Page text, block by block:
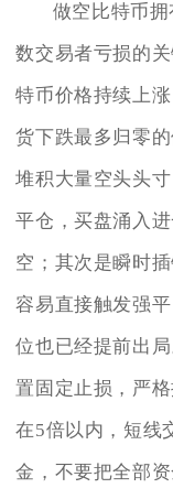
做空比特币
数交易者亏损的
特币价格持续上
货下跌最多归零
堆积大量空头头
平仓，买盘涌入
空；其次是瞬时
容易直接触发强
位也已经提前出
置固定止损，严
在5倍以内，短线
金，不要把全部